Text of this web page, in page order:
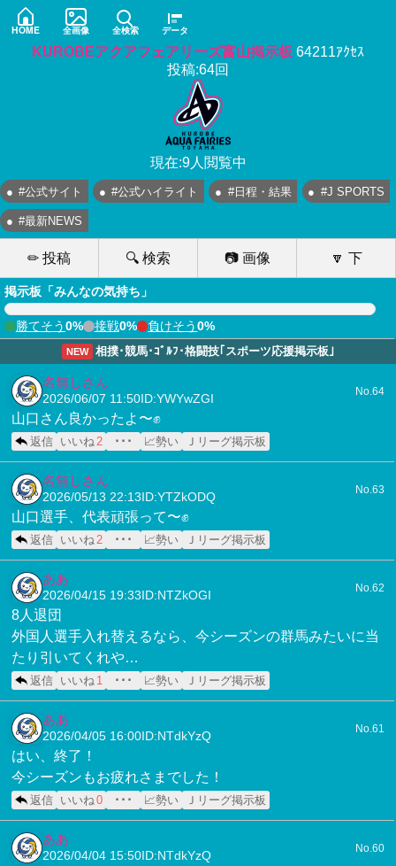
HOME 全画像 全検索 データ
KUROBEアクアフェアリーズ富山掲示板 64211ｱｸｾｽ
投稿:64回
現在:9人閲覧中
#公式サイト #公式ハイライト #日程・結果 #J SPORTS
#最新NEWS
✏ 投稿 🔍 検索 📷 画像 🔽 下
掲示板「みんなの気持ち」
勝てそう0% 接戦0% 負けそう0%
NEW 相撲･競馬･ｺﾞﾙﾌ･格闘技｢スポーツ応援掲示板｣
名無しさん
2026/06/07 11:50 ID:YWYwZGI
No.64
山口さん良かったよ〜✊
返信 いいね2 ･･･ 📈勢い Ｊリーグ掲示板
名無しさん
2026/05/13 22:13 ID:YTZkODQ
No.63
山口選手、代表頑張って〜✊
返信 いいね2 ･･･ 📈勢い Ｊリーグ掲示板
ああ
2026/04/15 19:33 ID:NTZkOGI
No.62
8人退団
外国人選手入れ替えるなら、今シーズンの群馬みたいに当
たり引いてくれや…
返信 いいね 1 ･･･ 📈勢い Ｊリーグ掲示板
ああ
2026/04/05 16:00 ID:NTdkYzQ
No.61
はい、終了！
今シーズンもお疲れさまでした！
返信 いいね0 ･･･ 📈勢い Ｊリーグ掲示板
ああ
2026/04/04 15:50 ID:NTdkYzQ
No.60